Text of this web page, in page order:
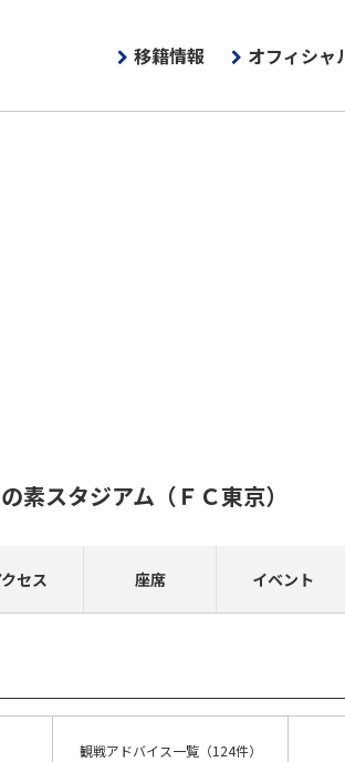
移籍情報 オフィシャ
素スタジアム （ＦＣ東京）
セス 座席 イベント
観戦アドバイス一覧（124件）